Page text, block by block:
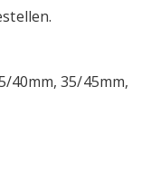
40mm, 35/45mm,